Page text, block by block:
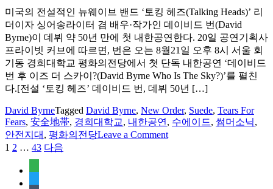
토
킹
헤
즈
넷
에
대
한
평
미국의 전설적인 뉴웨이브 밴드 ‘토킹 헤즈(Talking Heads)’ 리
더이자 싱어송라이터 겸 배우·작가인 데이비드 번(David
Byrne)이 데뷔 약 50년 만에 첫 내한공연한다. 20일 공연기획사
프라이빗 커브에 따르면, 번은 오는 8월21일 오후 8시 서울 회
기동 경희대학교 평화의전당에서 첫 단독 내한공연 ‘데이비드
번 후 이즈 더 스카이?(David Byrne Who Is The Sky?)’를 펼친
다.[전설 ‘토킹 헤즈’ 데이비드 번, 데뷔 50년 […]
David ByrneTagged David Byrne, New Order, Suede, Tears For
Fears, 安全地帯, 경희대학교, 내한공연 , 수에이드, 썸머소닉,
안전지대 , 평화의전당Leave a Commenton
글
1 2 … 43 다음